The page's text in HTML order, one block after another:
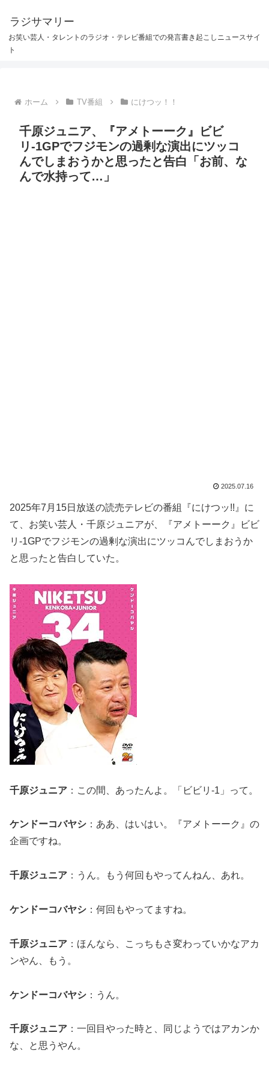
ラジサマリー
お笑い芸人・タレントのラジオ・テレビ番組での発言書き起こしニュースサイ
ト
ホーム TV番組 にけつッ！！
千原ジュニア、『アメトーーク』ビビ
リ-1GPでフジモンの過剰な演出にツッコ
んでしまおうかと思ったと告白「お前、な
んで水持って…」
2025.07.16
2025年7月15日放送の読売テレビの番組『にけつッ!!』に
て、お笑い芸人・千原ジュニアが、『アメトーーク』ビビ
リ-1GPでフジモンの過剰な演出にツッコんでしまおうか
と思ったと告白していた。
千原ジュニア ：この間、あったんよ。「ビビリ-1」って。
ケンドーコバヤシ ：ああ、はいはい。『アメトーーク』の
企画ですね。
千原ジュニア ：うん。もう何回もやってんねん、あれ。
ケンドーコバヤシ ：何回もやってますね。
千原ジュニア ：ほんなら、こっちもさ変わっていかなアカ
ンやん、もう。
ケンドーコバヤシ ：うん。
千原ジュニア ：一回目やった時と、同じようではアカンか
な、と思うやん。